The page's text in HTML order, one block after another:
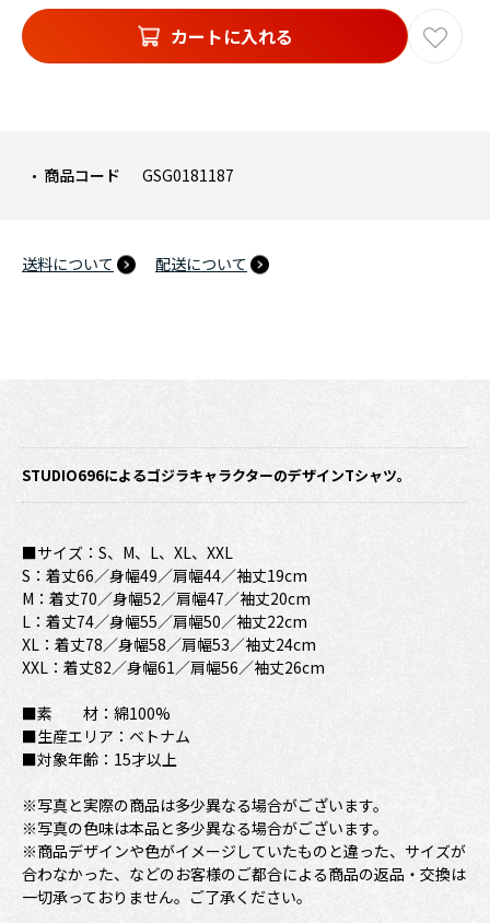
商品コード GSG0181187
送料について 配送について
カートに入れる
STUDIO696によるゴジラキャラクターのデザインTシャツ。
■サイズ：S、M、L、XL、XXL
S：着丈66／身幅49／肩幅44／袖丈19cm
M：着丈70／身幅52／肩幅47／袖丈20cm
L：着丈74／身幅55／肩幅50／袖丈22cm
XL：着丈78／身幅58／肩幅53／袖丈24cm
XXL：着丈82／身幅61／肩幅56／袖丈26cm
■素 材：綿100%
■生産エリア：ベトナム
■対象年齢：15才以上
※写真と実際の商品は多少異なる場合がございます。
※写真の色味は本品と多少異なる場合がございます。
※商品デザインや色がイメージしていたものと違った、サイズが
合わなかった、などのお客様のご都合による商品の返品・交換は
一切承っておりません。ご了承ください。